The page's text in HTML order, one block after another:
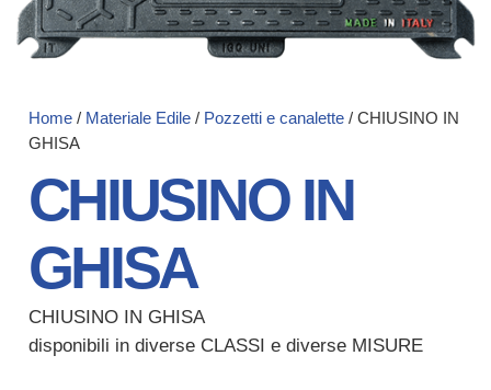
Home/ Materiale Edile/ Pozzetti e canalette/ CHIUSINO IN
GHISA
CHIUSINO IN
GHISA
CHIUSINO IN GHISA
disponibili in diverse CLASSI e diverse MISURE